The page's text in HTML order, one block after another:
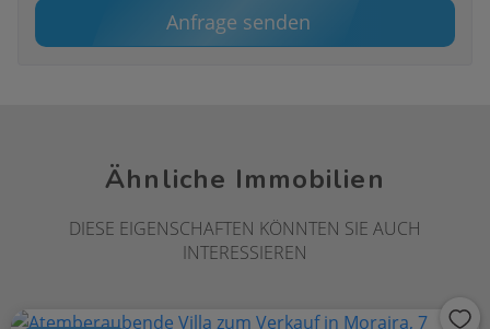
Anfrage senden
Ähnliche Immobilien
DIESE EIGENSCHAFTEN KÖNNTEN SIE AUCH
INTERESSIEREN